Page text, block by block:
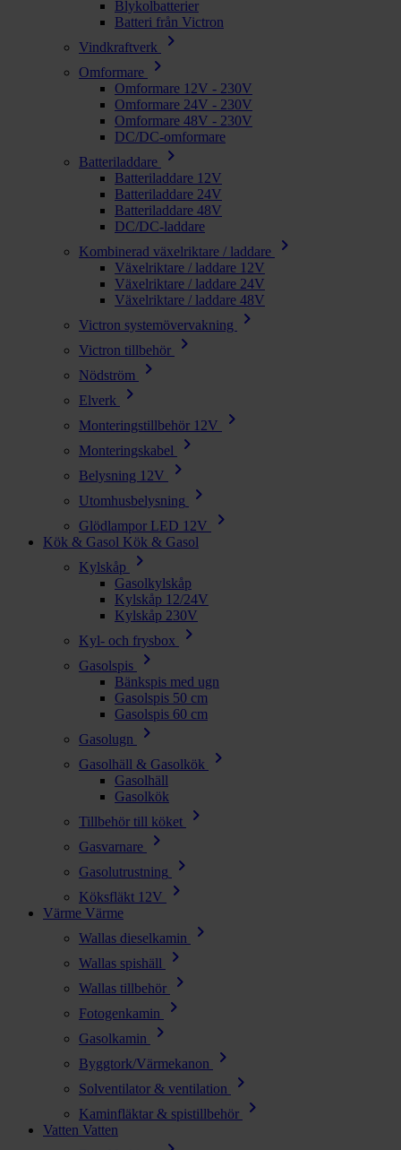
Blykolbatterier
Batteri från Victron
Vindkraftverk
chevron_right
Omformare chevron_right
Omformare 12V - 230V
Omformare 24V - 230V
Omformare 48V - 230V
DC/DC-omformare
Batteriladdare
chevron_right
Batteriladdare 12V
Batteriladdare 24V
Batteriladdare 48V
DC/DC-laddare
Kombinerad växelriktare / laddare
chevron_right
Växelriktare / laddare 12V
Växelriktare / laddare 24V
Växelriktare / laddare 48V
Victron systemövervakning
chevron_right
Victron tillbehör chevron_right
Nödström chevron_right
Elverk chevron_right
Monteringstillbehör 12V chevron_right
Monteringskabel chevron_right
Belysning 12V chevron_right
Utomhusbelysning chevron_right
Glödlampor LED 12V chevron_right
Kök & Gasol Kök & Gasol
Kylskåp
chevron_right
Gasolkylskåp
Kylskåp 12/24V
Kylskåp 230V
Kyl- och frysbox
chevron_right
Gasolspis chevron_right
Bänkspis med ugn
Gasolspis 50 cm
Gasolspis 60 cm
Gasolugn
chevron_right
Gasolhäll & Gasolkök chevron_right
Gasolhäll
Gasolkök
Tillbehör till köket
chevron_right
Gasvarnare chevron_right
Gasolutrustning chevron_right
Köksfläkt 12V chevron_right
Värme Värme
Wallas dieselkamin
chevron_right
Wallas spishäll chevron_right
Wallas tillbehör chevron_right
Fotogenkamin chevron_right
Gasolkamin chevron_right
Byggtork/Värmekanon chevron_right
Solventilator & ventilation chevron_right
Kaminfläktar & spistillbehör chevron_right
Vatten Vatten